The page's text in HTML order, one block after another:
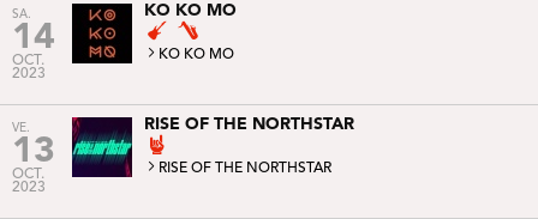
SA.
14
OCT.
2023
KO KO MO
KO KO MO
VE.
13
OCT.
2023
RISE OF THE NORTHSTAR
RISE OF THE NORTHSTAR